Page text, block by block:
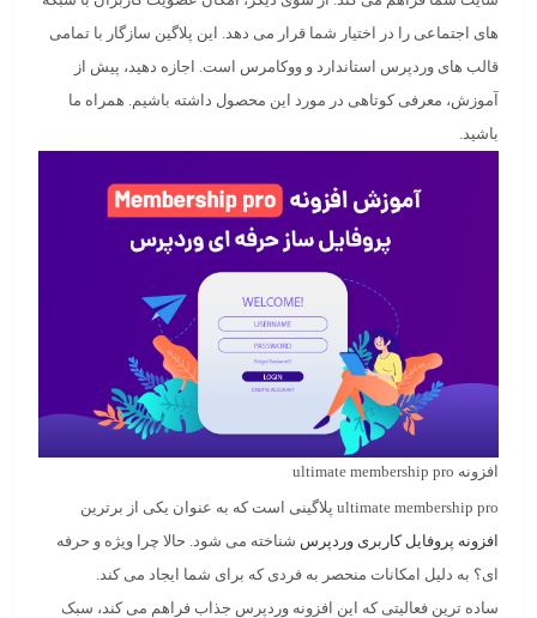
های اجتماعی را در اختیار شما قرار می دهد. این پلاگین سازگار با تمامی
قالب های وردپرس استاندارد و ووکامرس است. اجازه دهید، پیش از
آموزش، معرفی کوتاهی در مورد این محصول داشته باشیم. همراه ما
باشید.
افزونه ultimate membership pro
ultimate membership pro پلاگینی است که به عنوان یکی از برترین
افزونه پروفایل کاربری وردپرس شناخته می شود. حالا چرا ویژه و حرفه
ای؟ به دلیل امکانات منحصر به فردی که برای شما ایجاد می کند.
ساده ترین فعالیتی که این افزونه وردپرس جذاب فراهم می کند، سبک